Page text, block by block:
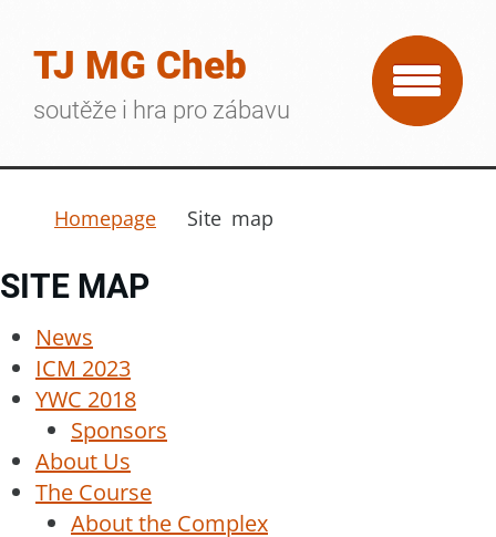
TJ MG Cheb
soutěže i hra pro zábavu
Homepage Site map
SITE MAP
News
ICM 2023
YWC 2018
Sponsors
About Us
The Course
About the Complex